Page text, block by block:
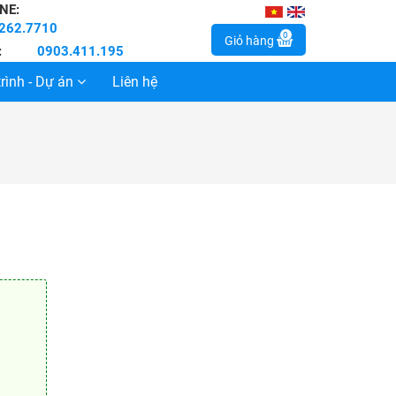
0903.411.195
Giỏ hàng 0
- Dự án Liên hệ